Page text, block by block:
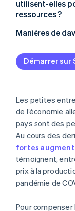
Découvrez
Regarder
Rentabilité
Capacité
utilisent-elles
ressources ?
Manières de
Infrastructure
Paie et
Traitement des
Traitement des
Service
Création de
Logistique
Démarrer sur
Les petites
de l’économie
pays sont des
Au cours des
fortes
témoignent,
prix à la
pandémie de
Pour